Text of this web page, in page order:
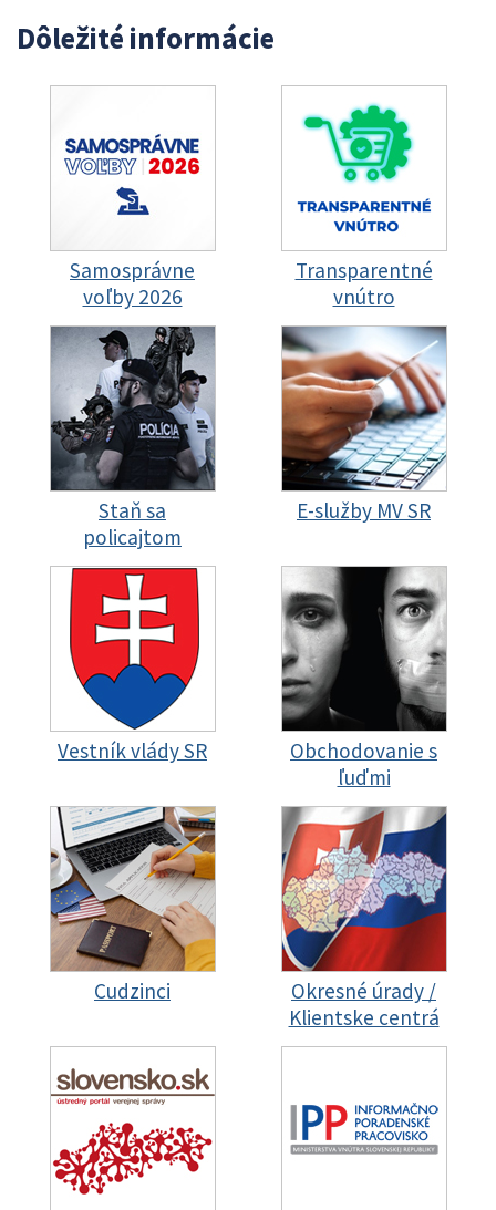
Dôležité informácie
Samosprávne
voľby 2026
Transparentné
vnútro
Staň sa
policajtom
E-služby MV SR
Vestník vlády SR
Obchodovanie s
ľuďmi
Cudzinci
Okresné úrady /
Klientske centrá